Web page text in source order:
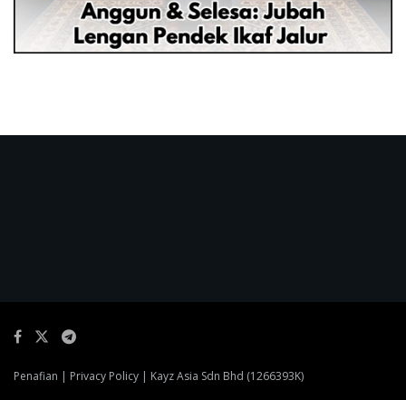
Penafian | Privacy Policy | Kayz Asia Sdn Bhd (1266393K)